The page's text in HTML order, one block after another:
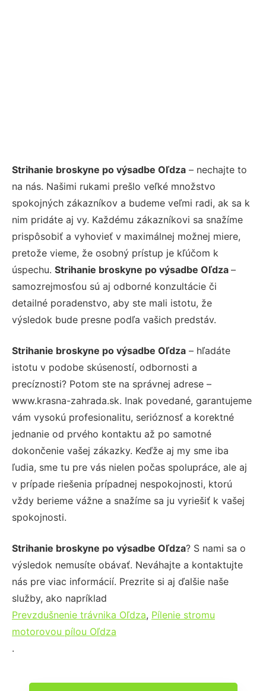
Strihanie broskyne po výsadbe Oľdza – nechajte to
na nás. Našimi rukami prešlo veľké množstvo
spokojných zákazníkov a budeme veľmi radi, ak sa k
nim pridáte aj vy. Každému zákazníkovi sa snažíme
prispôsobiť a vyhovieť v maximálnej možnej miere,
pretože vieme, že osobný prístup je kľúčom k
úspechu. Strihanie broskyne po výsadbe Oľdza –
samozrejmosťou sú aj odborné konzultácie či
detailné poradenstvo, aby ste mali istotu, že
výsledok bude presne podľa vašich predstáv.
Strihanie broskyne po výsadbe Oľdza – hľadáte
istotu v podobe skúseností, odbornosti a
precíznosti? Potom ste na správnej adrese –
www.krasna-zahrada.sk. Inak povedané, garantujeme
vám vysokú profesionalitu, serióznosť a korektné
jednanie od prvého kontaktu až po samotné
dokončenie vašej zákazky. Keďže aj my sme iba
ľudia, sme tu pre vás nielen počas spolupráce, ale aj
v prípade riešenia prípadnej nespokojnosti, ktorú
vždy berieme vážne a snažíme sa ju vyriešiť k vašej
spokojnosti.
Strihanie broskyne po výsadbe Oľdza? S nami sa o
výsledok nemusíte obávať. Neváhajte a kontaktujte
nás pre viac informácií. Prezrite si aj ďalšie naše
služby, ako napríklad
Prevzdušnenie trávnika Oľdza, Pílenie stromu
motorovou pílou Oľdza
.